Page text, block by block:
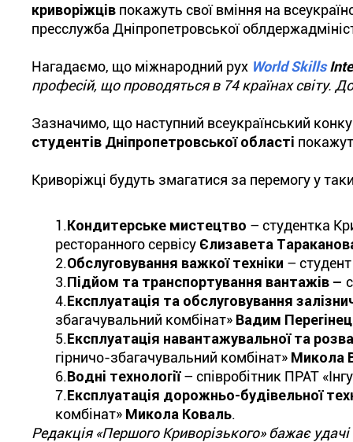
криворіжців покажуть свої вміння на
пресслужба Дніпропетровської
Нагадаємо, що міжнародний рух World Skills
професій, що проводяться в 74 країнах світу.
Зазначимо, що наступний всеукраїнський
студентів Дніпропетровської області
Криворіжці будуть змагатися за перемогу у
1.Кондитерське мистецтво – студентка
ресторанного сервісу Єлизавета
2.Обслуговування важкої техніки –
3.Підйом та транспортування вантажів –
4.Експлуатація та обслуговування
збагачувальний комбінат» Вадим
5.Експлуатація навантажувальної та
гірничо-збагачувальний комбінат» Микола
6.Водні технології– співробітник ПРАТ
7.Експлуатація дорожньо-будівельної
комбінат» Микола Коваль.
Редакція «Першого Криворізького» бажає